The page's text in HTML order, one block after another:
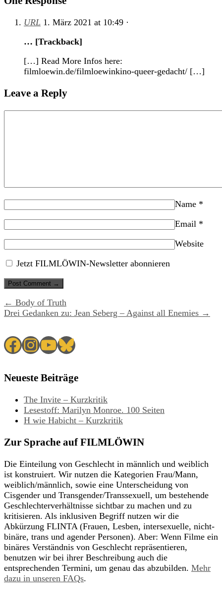
URL 1. März 2021 at 10:49 ·
… [Trackback]
[…] Read More Infos here:
filmloewin.de/filmloewinkino-queer-gedacht/ […]
Leave a Reply
Name *
Email *
Website
Jetzt FILMLÖWIN-Newsletter abonnieren
← Body of Truth
Drei Gedanken zu: Jean Seberg – Against all Enemies →
Facebook
Instagram
YouTube
Bluesky
Neueste Beiträge
The Invite – Kurzkritik
Lesestoff: Marilyn Monroe. 100 Seiten
H wie Habicht – Kurzkritik
Zur Sprache auf FILMLÖWIN
Die Einteilung von Geschlecht in männlich und weiblich
ist konstruiert. Wir nutzen die Kategorien Frau/Mann,
weiblich/männlich, sowie eine Unterscheidung von
Cisgender und Transgender/Transsexuell, um bestehende
Geschlechterverhältnisse sichtbar zu machen und zu
kritisieren. Als inklusiven Begriff nutzen wir die
Abkürzung FLINTA (Frauen, Lesben, intersexuelle, nicht-
binäre, trans und agender Personen). Aber: Wenn Filme ein
binäres Verständnis von Geschlecht repräsentieren,
benutzen wir bei ihrer Beschreibung auch die
entsprechenden Termini, um genau das abzubilden. Mehr
dazu in unseren FAQs.